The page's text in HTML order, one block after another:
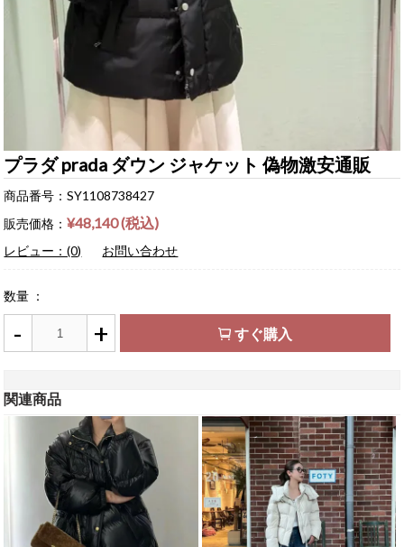
プラダ prada ダウン ジャケット 偽物激安通販
商品番号：SY1108738427
販売価格：¥48,140 (税込)
レビュー：(0) お問い合わせ
数量 ：
- + すぐ購入
関連商品